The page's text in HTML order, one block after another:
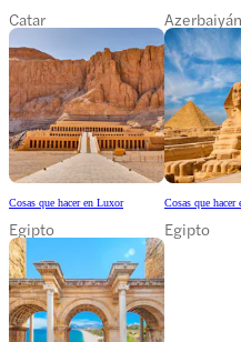
Catar Azerbaiyán
Cosas que hacer en Luxor
Egipto
Cosas que
Egipto